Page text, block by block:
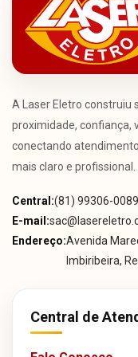
A Laser Eletro construiu
proximidade, confiança,
conectando
mais claro e profissional.
Central:(81) 99306-0089
E-mail:
Endereço:Avenida
Imbiribeira,
Central de